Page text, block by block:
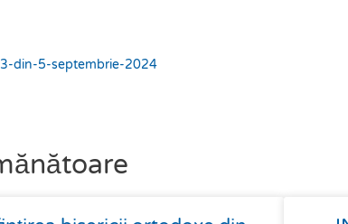
din-5-septembrie-2024